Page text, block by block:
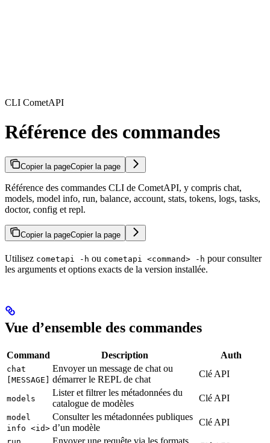
CLI CometAPI
Référence des commandes
Copier la pageCopier la page
Référence des commandes CLI de CometAPI, y compris chat,
models, model info, run, balance, account, stats, tokens, logs, tasks,
doctor, config et repl.
Copier la pageCopier la page
Utilisez cometapi -h ou cometapi <command> -h pour consulter
les arguments et options exacts de la version installée.
Vue d’ensemble des commandes
Command Description Auth
chat
[MESSAGE]
Envoyer un message de chat ou
démarrer le REPL de chat
Clé API
models
Lister et filtrer les métadonnées du
catalogue de modèles
Clé API
model
info <id>
Consulter les métadonnées publiques
d’un modèle
Clé API
Envoyer une requête via les formats